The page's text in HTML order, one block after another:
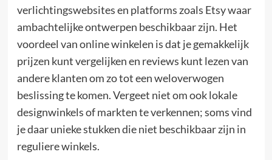
verlichtingswebsites en platforms zoals Etsy waar
ambachtelijke ontwerpen beschikbaar zijn. Het
voordeel van online winkelen is dat je gemakkelijk
prijzen kunt vergelijken en reviews kunt lezen van
andere klanten om zo tot een weloverwogen
beslissing te komen. Vergeet niet om ook lokale
designwinkels of markten te verkennen; soms vind
je daar unieke stukken die niet beschikbaar zijn in
reguliere winkels.